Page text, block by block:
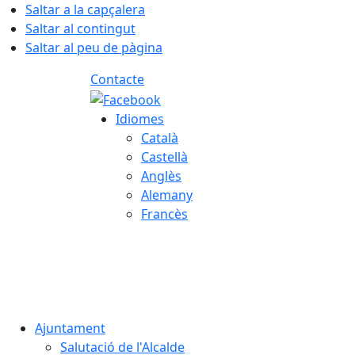
Saltar a la capçalera
Saltar al contingut
Saltar al peu de pàgina
Contacte
Idiomes
Català
Castellà
Anglès
Alemany
Francès
Ajuntament
Salutació de l'Alcalde